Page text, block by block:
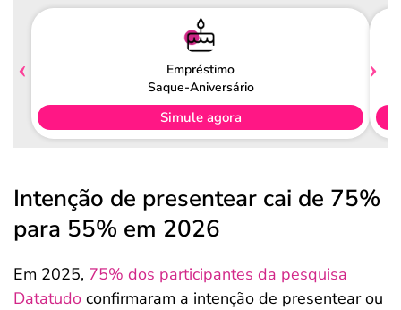
Empréstimo
Saque-Aniversário
Simule agora
Intenção de presentear cai de 75%
para 55% em 2026
Em 2025, 75% dos participantes da pesquisa
Datatudo confirmaram a intenção de presentear ou